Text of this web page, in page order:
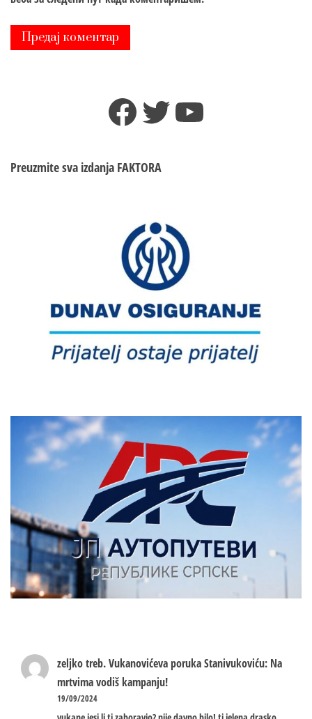
Facebook
TwitterYouTube
Preuzmite sva izdanja FAKTORA
zeljko treb.Vukanovićeva poruka Stanivukoviću: Na
mrtvima vodiš kampanju!
19/09/2024